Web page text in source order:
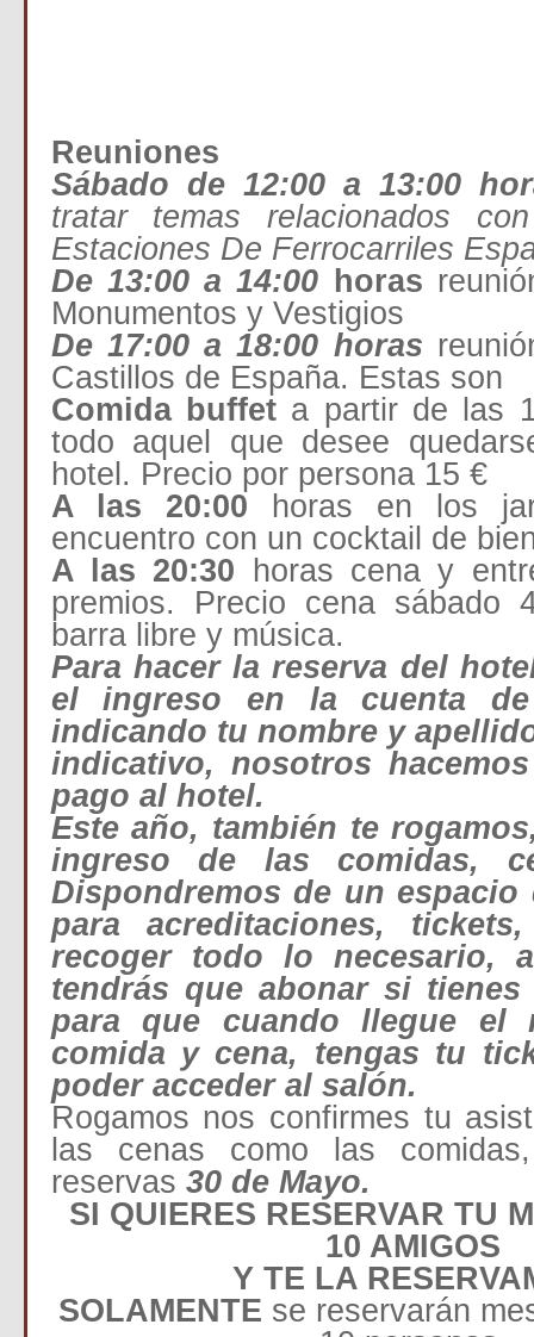
Reuniones
Sábado de 12:00 a 13:00
tratar temas relacionados
Estaciones De Ferrocarriles
De 13:00 a 14:00 horas
Monumentos y Vestigios
De 17:00 a 18:00 horas
Castillos de España. Estas son
Comida buffeta partir de las
todo aquel que desee
hotel. Precio por persona 15 €
A las 20:00 horas en los
encuentro con un cocktail de
A las 20:30 horas cena y
premios. Precio cena sábado
barra libre y música.
Para hacer la reserva del
el ingreso en la cuenta
indicando tu nombre y
indicativo, nosotros
pago al hotel.
Este año, también te
ingreso de las comidas,
Dispondremos de un
para acreditaciones,
recoger todo lo necesario,
tendrás que abonar si tienes
para que cuando llegue el
comida y cena, tengas tu
poder acceder al salón.
Rogamos nos confirmes tu
las cenas como las
reservas 30 de Mayo.
SI QUIERES RESERVAR TU
10 AMIGOS
Y TE LA
SOLAMENTE se reservarán